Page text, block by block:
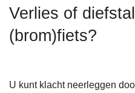
Verlies of
(brom)fiets?
U kunt klacht neerleggen